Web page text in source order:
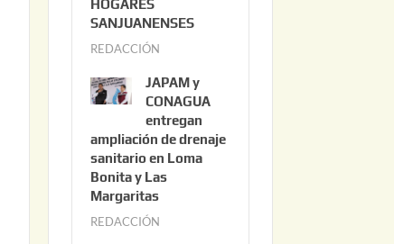
0
HOGARES
SANJUANENSES
REDACCIÓN
l
i
o
2
2
JAPAM y
CONAGUA
entregan
ampliación de drenaje
sanitario en Loma
Bonita y Las
Margaritas
REDACCIÓN